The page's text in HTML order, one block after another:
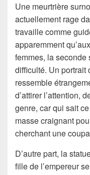
Une meurtrière
actuellement rage
travaille comme
apparemment
femmes, la seconde
difficulté. Un portrait
ressemble
d’attirer l’attention,
genre, car qui sait
masse craignant
cherchant une
D’autre part, la
fille de l’empereur